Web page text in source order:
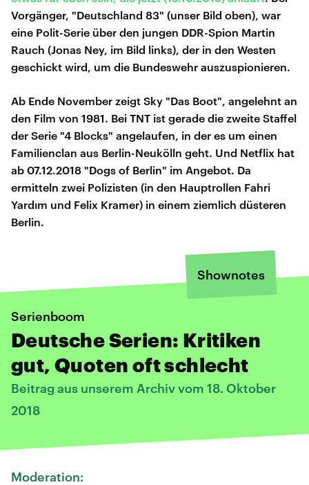
Vorgänger, "Deutschland 83" (unser Bild oben), war
eine Polit-Serie über den jungen DDR-Spion Martin
Rauch (Jonas Ney, im Bild links), der in den Westen
geschickt wird, um die Bundeswehr auszuspionieren.
Ab Ende November zeigt Sky "Das Boot", angelehnt an
den Film von 1981. Bei TNT ist gerade die zweite Staffel
der Serie "4 Blocks" angelaufen, in der es um einen
Familienclan aus Berlin-Neukölln geht. Und Netflix hat
ab 07.12.2018 "Dogs of Berlin" im Angebot. Da
ermitteln zwei Polizisten (in den Hauptrollen Fahri
Yardım und Felix Kramer) in einem ziemlich düsteren
Berlin.
Shownotes
Serienboom
Deutsche Serien: Kritiken
gut, Quoten oft schlecht
Beitrag aus unserem Archiv vom 18. Oktober
2018
Moderation: